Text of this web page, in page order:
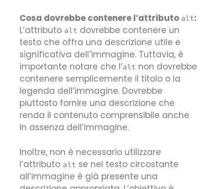
Cosa dovrebbe contenere l’attributo alt:
L’attributo alt dovrebbe contenere un
testo che offra una descrizione utile e
significativa dell’immagine. Tuttavia, è
importante notare che l’alt non dovrebbe
contenere semplicemente il titolo o la
legenda dell’immagine. Dovrebbe
piuttosto fornire una descrizione che
renda il contenuto comprensibile anche
in assenza dell’immagine.
Inoltre, non è necessario utilizzare
l’attributo alt se nel testo circostante
all’immagine è già presente una